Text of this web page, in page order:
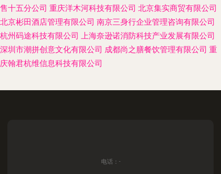
售十五分公司 重庆洋木河科技有限公司 北京集实商贸有限公司
北京彬田酒店管理有限公司 南京三身行企业管理咨询有限公司
杭州码途科技有限公司 上海奈逊诺消防科技产业发展有限公司
深圳市潮拼创意文化有限公司 成都尚之膳餐饮管理有限公司 重
庆翰君杭维信息科技有限公司
电话：-